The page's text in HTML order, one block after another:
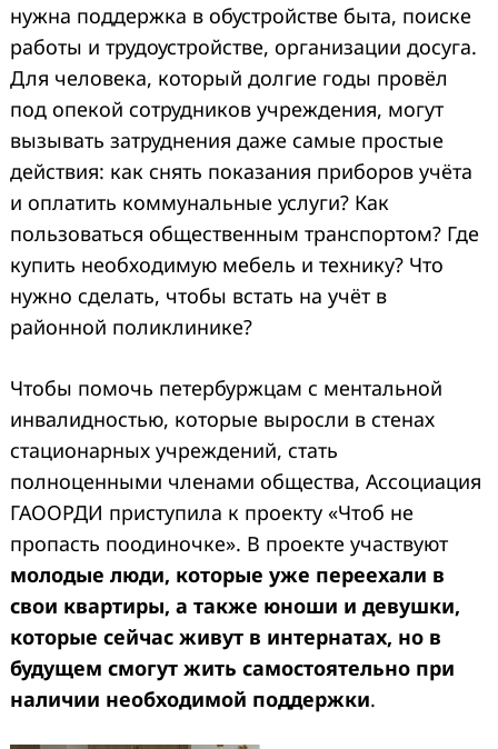
нужна поддержка в обустройстве быта, поиске
работы и трудоустройстве, организации досуга.
Для человека, который долгие годы провёл
под опекой сотрудников учреждения, могут
вызывать затруднения даже самые простые
действия: как снять показания приборов учёта
и оплатить коммунальные услуги? Как
пользоваться общественным транспортом? Где
купить необходимую мебель и технику? Что
нужно сделать, чтобы встать на учёт в
районной поликлинике?
Чтобы помочь петербуржцам с ментальной
инвалидностью, которые выросли в стенах
стационарных учреждений, стать
полноценными членами общества, Ассоциация
ГАООРДИ приступила к проекту «Чтоб не
пропасть поодиночке». В проекте участвуют
молодые люди, которые уже переехали в
свои квартиры, а также юноши и девушки,
которые сейчас живут в интернатах, но в
будущем смогут жить самостоятельно при
наличии необходимой поддержки.